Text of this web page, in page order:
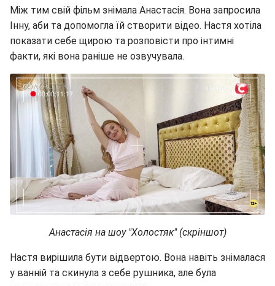
Між тим свій фільм знімала Анастасія. Вона запросила
Інну, аби та допомогла їй створити відео. Настя хотіла
показати себе щирою та розповісти про інтимні
факти, які вона раніше не озвучувала.
Анастасія на шоу "Холостяк" (скріншот)
Настя вирішила бути відвертою. Вона навіть знімалася
у ванній та скинула з себе рушника, але була